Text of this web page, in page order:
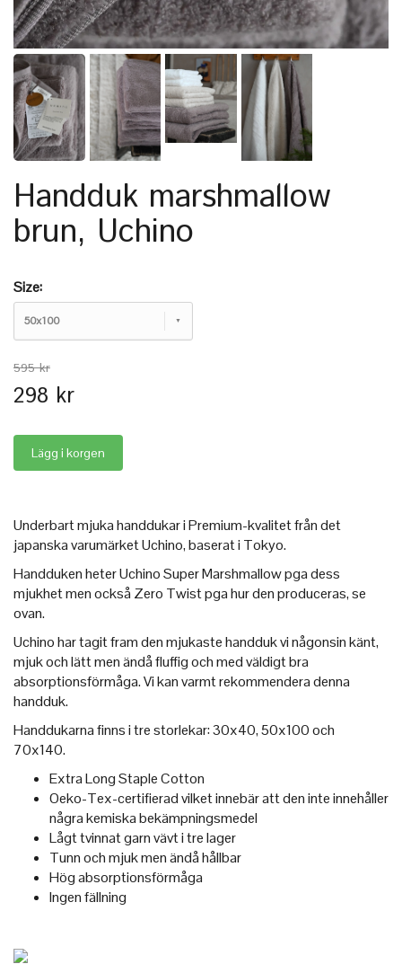
Handduk marshmallow
brun, Uchino
Size:
50x100
595 kr
298 kr
Underbart mjuka handdukar i Premium-kvalitet från det
japanska varumärket Uchino, baserat i Tokyo.
Handduken heter Uchino Super Marshmallow pga dess
mjukhet men också Zero Twist pga hur den produceras, se
ovan.
Uchino har tagit fram den mjukaste handduk vi någonsin känt,
mjuk och lätt men ändå fluffig och med väldigt bra
absorptionsförmåga. Vi kan varmt rekommendera denna
handduk.
Handdukarna finns i tre storlekar: 30x40, 50x100 och
70x140.
Extra Long Staple Cotton
Oeko-Tex-certifierad vilket innebär att den inte innehåller
några kemiska bekämpningsmedel
Lågt tvinnat garn vävt i tre lager
Tunn och mjuk men ändå hållbar
Hög absorptionsförmåga
Ingen fällning